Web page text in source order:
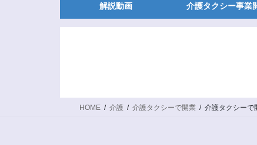
解説動画 介護タクシー事業
HOME 介護 介護タクシーで開業 介護タクシーで